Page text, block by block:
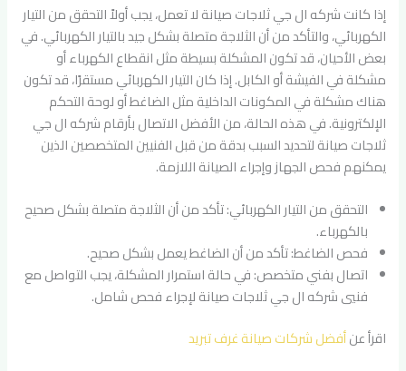
إذا كانت شركه ال جي ثلاجات صيانة لا تعمل، يجب أولاً التحقق من التيار
الكهربائي، والتأكد من أن الثلاجة متصلة بشكل جيد بالتيار الكهربائي. في
بعض الأحيان، قد تكون المشكلة بسيطة مثل انقطاع الكهرباء أو
مشكلة في الفيشة أو الكابل. إذا كان التيار الكهربائي مستقرًا، قد تكون
هناك مشكلة في المكونات الداخلية مثل الضاغط أو لوحة التحكم
الإلكترونية. في هذه الحالة، من الأفضل الاتصال بأرقام شركه ال جي
ثلاجات صيانة لتحديد السبب بدقة من قبل الفنيين المتخصصين الذين
يمكنهم فحص الجهاز وإجراء الصيانة اللازمة.
التحقق من التيار الكهربائي: تأكد من أن الثلاجة متصلة بشكل صحيح
بالكهرباء.
فحص الضاغط: تأكد من أن الضاغط يعمل بشكل صحيح.
اتصال بفني متخصص: في حالة استمرار المشكلة، يجب التواصل مع
فنيي شركه ال جي ثلاجات صيانة لإجراء فحص شامل.
اقرأ عنأفضل شركات صيانة غرف تبريد